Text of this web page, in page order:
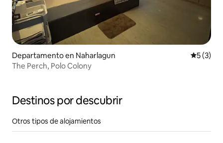
Departamento en Naharlagun
5 (3)
The Perch, Polo Colony
Destinos por descubrir
Otros tipos de alojamientos